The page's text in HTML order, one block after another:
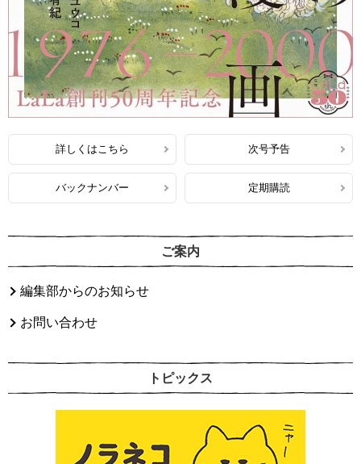
詳しくはこちら 次号予告
バックナンバー 定期購読
ご案内
編集部からのお知らせ
お問い合わせ
トピックス